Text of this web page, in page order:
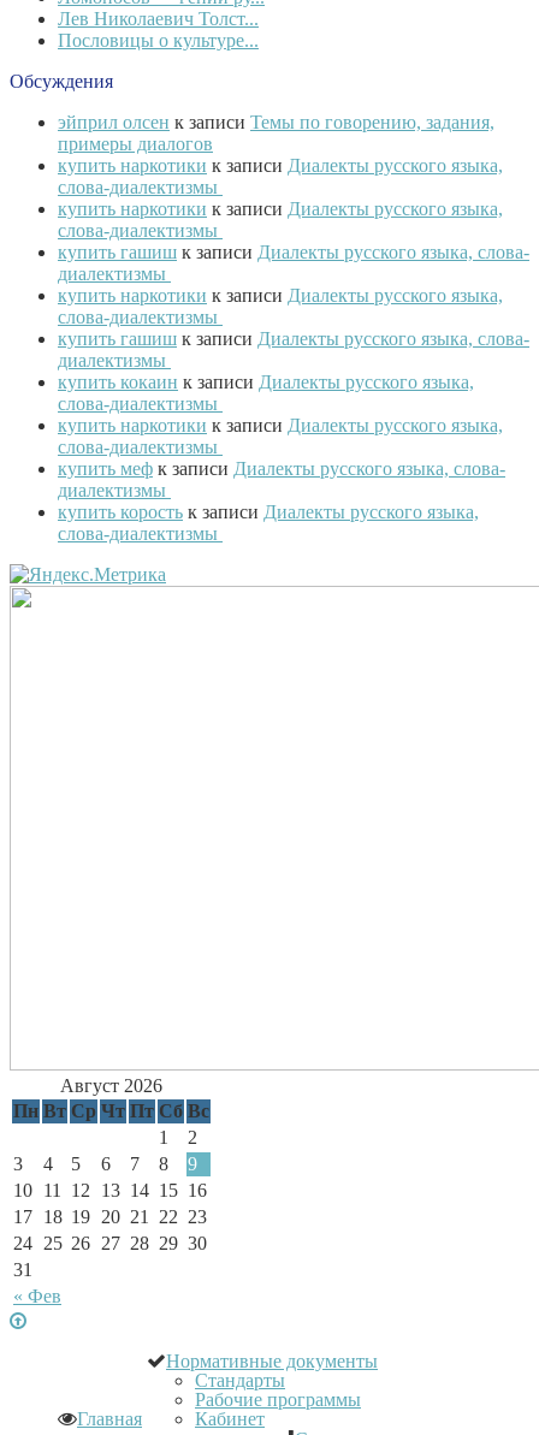
Лев Николаевич Толст...
Пословицы о культуре...
Обсуждения
эйприл олсен к записи Темы по говорению, задания,
примеры диалогов
купить наркотики к записи Диалекты русского языка,
слова-диалектизмы
купить наркотики к записи Диалекты русского языка,
слова-диалектизмы
купить гашиш к записи Диалекты русского языка, слова-
диалектизмы
купить наркотики к записи Диалекты русского языка,
слова-диалектизмы
купить гашиш к записи Диалекты русского языка, слова-
диалектизмы
купить кокаин к записи Диалекты русского языка,
слова-диалектизмы
купить наркотики к записи Диалекты русского языка,
слова-диалектизмы
купить меф к записи Диалекты русского языка, слова-
диалектизмы
купить корость к записи Диалекты русского языка,
слова-диалектизмы
Август 2026
Пн Вт Ср Чт Пт Сб Вс
« Фев
1
2
3
4 5 6 7 8
9
10 11 12 13 14 15 16
17 18 19 20 21 22 23
24 25 26 27 28 29 30
31
Главная
Нормативные документы
Стандарты
Рабочие программы
Кабинет